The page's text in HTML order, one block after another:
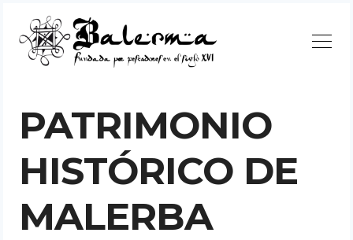
Continuar
PATRIMONIO
HISTÓRICO DE
MALERBA